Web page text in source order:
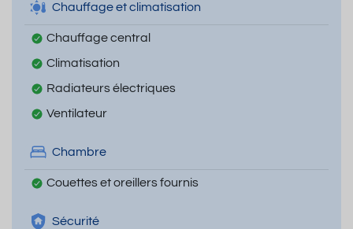
Chauffage et climatisation
Chauffage central
Climatisation
Radiateurs électriques
Ventilateur
Chambre
Couettes et oreillers fournis
Sécurité